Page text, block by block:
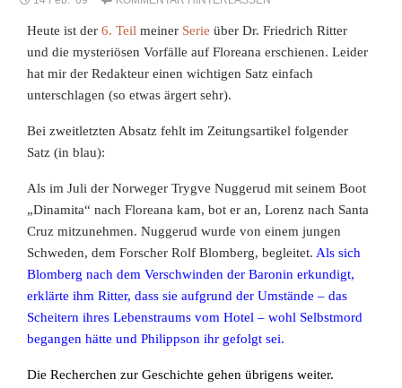
Heute ist der6. Teilmeiner Serie über Dr. Friedrich Ritter
und die mysteriösen Vorfälle auf Floreana erschienen. Leider
hat mir der Redakteur einen wichtigen Satz einfach
unterschlagen (so etwas ärgert sehr).
Bei zweitletzten Absatz fehlt im Zeitungsartikel folgender
Satz (in blau):
Als im Juli der Norweger Trygve Nuggerud mit seinem Boot
„Dinamita“ nach Floreana kam, bot er an, Lorenz nach Santa
Cruz mitzunehmen. Nuggerud wurde von einem jungen
Schweden, dem Forscher Rolf Blomberg, begleitet. Als sich
Blomberg nach dem Verschwinden der Baronin erkundigt,
erklärte ihm Ritter, dass sie aufgrund der Umstände – das
Scheitern ihres Lebenstraums vom Hotel – wohl Selbstmord
begangen hätte und Philippson ihr gefolgt sei.
Die Recherchen zur Geschichte gehen übrigens weiter.